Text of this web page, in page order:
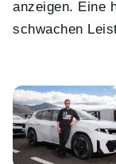
anzeigen. Eine
schwachen